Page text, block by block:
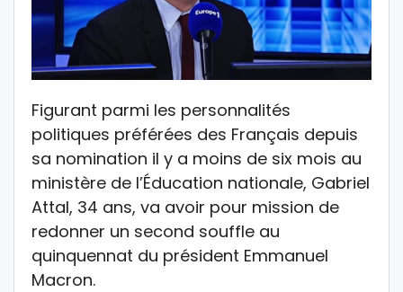
Figurant parmi les personnalités
politiques préférées des Français depuis
sa nomination il y a moins de six mois au
ministère de l’Éducation nationale, Gabriel
Attal, 34 ans, va avoir pour mission de
redonner un second souffle au
quinquennat du président Emmanuel
Macron.